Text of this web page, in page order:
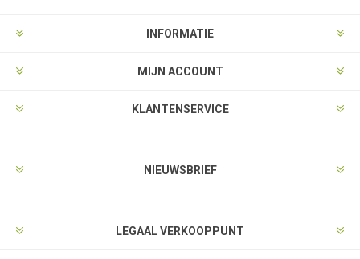
INFORMATIE
MIJN ACCOUNT
KLANTENSERVICE
NIEUWSBRIEF
LEGAAL VERKOOPPUNT